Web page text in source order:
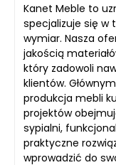
Kanet Meble to
specjalizuje się w
wymiar. Nasza
jakością
który zadowoli
klientów.
produkcja mebli
projektów
sypialni,
praktyczne
wprowadzić do